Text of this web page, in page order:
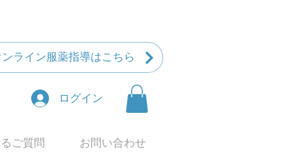
ンライン服薬指導はこちら
ログイン
ご質問 お問い合わせ